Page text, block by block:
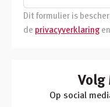
Dit formulier is
de privacyverklaringen
Volg
Op social